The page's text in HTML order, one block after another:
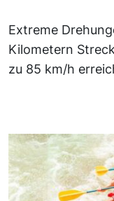
Extreme
Kilometern
zu 85 km/h